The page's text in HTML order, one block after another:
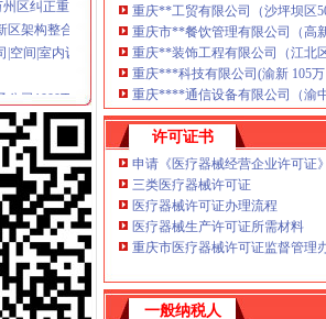
区架构整合再下一局-搜狐财经
|空间|室内设计|已注销-原创作品-站酷（
公司1000万元_股票频道_同花顺财经
公司倚重经销商-企业动态
三年申请资格|人居环境科技网|科技改善人
公司注销流程_北京公司注销代理
司注销服务_公司注销代理_公司注销费用
公司注销服务_公司注销代理_公司注销费用
变更,吊销转注销,来了就让您满意,【今日
会怎样用不用转为注销专业代办_北京公司注
分公司注册流程及价格工商注销】-赣州易
重庆**工贸有限公司（沙坪坝区
重庆市**餐饮管理有限公司（高
重庆**装饰工程有限公司（江北
重庆***科技有限公司(渝新 105万
重庆****通信设备有限公司（渝
许可证书
申请《医疗器械经营企业许可证
三类医疗器械许可证
医疗器械许可证办理流程
医疗器械生产许可证所需材料
重庆市医疗器械许可证监督管理
一般纳税人